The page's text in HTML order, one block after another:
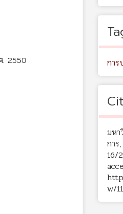
. 2550 การ
มหา
การ
16/
w/